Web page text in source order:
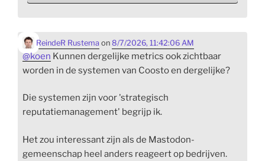
ReindeR Rustema on 8/7/2026, 11:42:06 AM
@koen Kunnen dergelijke metrics ook zichtbaar
worden in de systemen van Coosto en dergelijke?
Die systemen zijn voor 'strategisch
reputatiemanagement' begrijp ik.
Het zou interessant zijn als de Mastodon-
gemeenschap heel anders reageert op bedrijven.